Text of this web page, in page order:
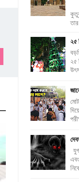
২৫
২৫